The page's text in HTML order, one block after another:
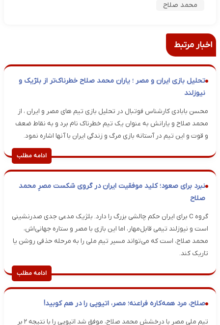
محمد صلاح
اخبار مرتبط
تحلیل بازی ایران و مصر ؛ یاران محمد صلاح خطرناک‌تر از بلژیک و
نیوزلند
محسن بابادی کارشناس فوتبال در تحلیل بازی تیم های مصر و ایران ، از
محمد صلاح و یارانش به عنوان یک تیم خطرناک نام برد و به نقاط ضعف
و قوت و این تیم در آستانه بازی مرگ و زندگی ایران با آنها اشاره نمود.
ادامه مطلب
نبرد برای صعود؛ کلید موفقیت ایران در گروی شکست مصرِ محمد
صلاح
گروه C برای ایران حکم چالشی بزرگ را دارد. بلژیک مدعی جدی صدرنشینی
است و نیوزلند تیمی قابل‌مهار، اما این بازی با مصر و ستاره جهانی‌اش،
محمد صلاح، است که می‌تواند مسیر تیم ملی را به مرحله حذفی روشن یا
تاریک کند.
ادامه مطلب
صلاح، مرد همه‌کاره فراعنه؛ مصر، اتیوپی را در هم کوبید!
تیم ملی مصر با درخشش محمد صلاح، موفق شد اتیوپی را با نتیجه ۲ بر